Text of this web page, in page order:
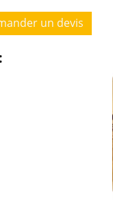
un devis